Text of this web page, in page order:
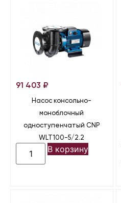
91 403 ₽
Насос консольно-
моноблочный
одноступенчатый CNP
WLT100-5/2.2
В корзину